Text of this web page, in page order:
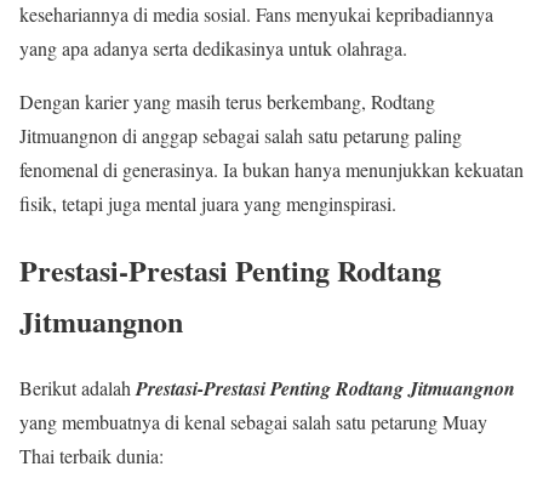
kesehariannya di media sosial. Fans menyukai kepribadiannya
yang apa adanya serta dedikasinya untuk olahraga.
Dengan karier yang masih terus berkembang, Rodtang
Jitmuangnon di anggap sebagai salah satu petarung paling
fenomenal di generasinya. Ia bukan hanya menunjukkan kekuatan
fisik, tetapi juga mental juara yang menginspirasi.
Prestasi-Prestasi Penting Rodtang
Jitmuangnon
Berikut adalah Prestasi-Prestasi Penting Rodtang Jitmuangnon
yang membuatnya di kenal sebagai salah satu petarung Muay
Thai terbaik dunia: